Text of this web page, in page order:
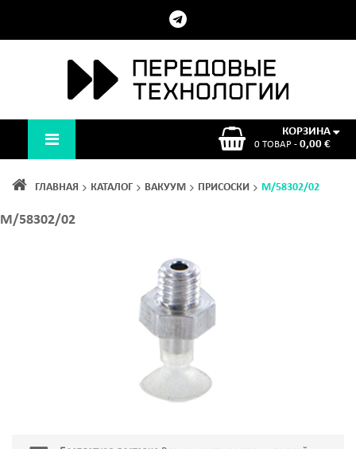
КОРЗИНА
0 ТОВАР - 0,00 €
ГЛАВНАЯ КАТАЛОГ ВАКУУМ ПРИСОСКИ M/58302/02
M/58302/02